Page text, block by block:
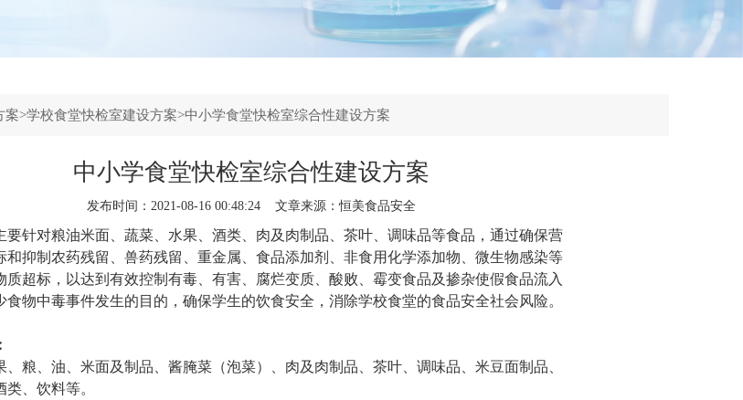
案>学校食堂快检室建设方案>中小学食堂快检室综合性建设方案
中小学食堂快检室综合性建设方案
发布时间：2021-08-16 00:48:24 文章来源：恒美食品安全
要针对粮油米面、蔬菜、水果、酒类、肉及肉制品、茶叶、调味品等食品，通过确保营
和抑制农药残留、兽药残留、重金属、食品添加剂、非食用化学添加物、微生物感染等
质超标，以达到有效控制有毒、有害、腐烂变质、酸败、霉变食品及掺杂使假食品流入
食物中毒事件发生的目的，确保学生的饮食安全，消除学校食堂的食品安全社会风险。
、粮、油、米面及制品、酱腌菜（泡菜）、肉及肉制品、茶叶、调味品、米豆面制品、
类、饮料等。